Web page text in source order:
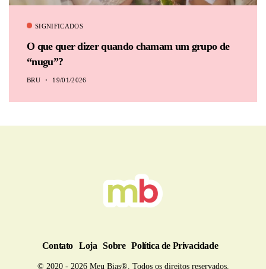
SIGNIFICADOS
O que quer dizer quando chamam um grupo de
“nugu”?
BRU 19/01/2026
Contato Loja Sobre Política de Privacidade
© 2020 - 2026 Meu Bias®. Todos os direitos reservados.